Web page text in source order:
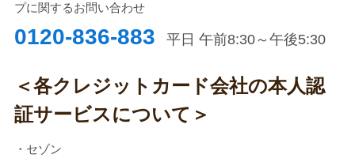
プに関するお問い合わせ
0120-836-883 平日 午前8:30～午後5:30
＜各クレジットカード会社の本人認
証サービスについて＞
・セゾン